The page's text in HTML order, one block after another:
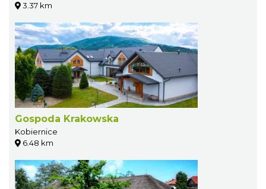
3.37 km
Gospoda Krakowska
Kobiernice
6.48 km